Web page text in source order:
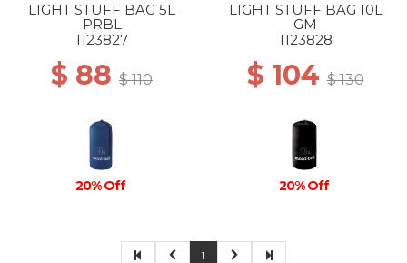
LIGHT STUFF BAG 5L
PRBL
1123827
$ 88 $ 110
20% Off
LIGHT STUFF BAG 10L
GM
1123828
$ 104$ 130
20% Off
1